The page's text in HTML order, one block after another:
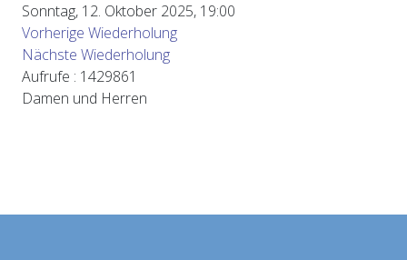
Sonntag, 12. Oktober 2025, 19:00
Vorherige Wiederholung
Nächste Wiederholung
Aufrufe : 1429861
Damen und Herren